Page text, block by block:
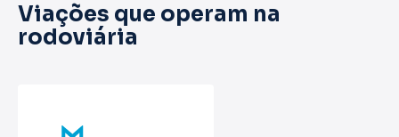
Viações que operam na
rodoviária